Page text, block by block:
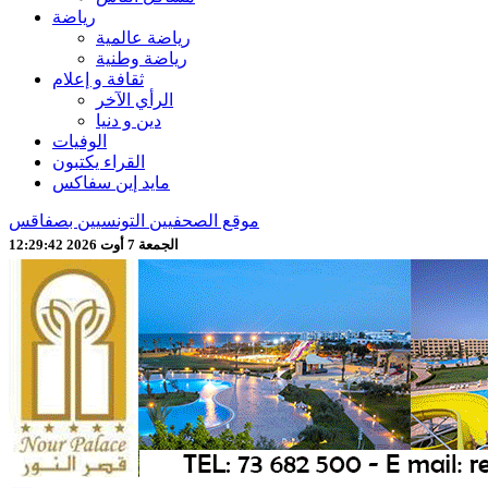
رياضة
رياضة عالمية
رياضة وطنية
ثقافة و إعلام
الرأي الآخر
دين و دنيا
الوفيات
القراء يكتبون
مايد إين سفاكس
موقع الصحفيين التونسيين بصفاقس
الجمعة 7 أوت 2026 12:29:44